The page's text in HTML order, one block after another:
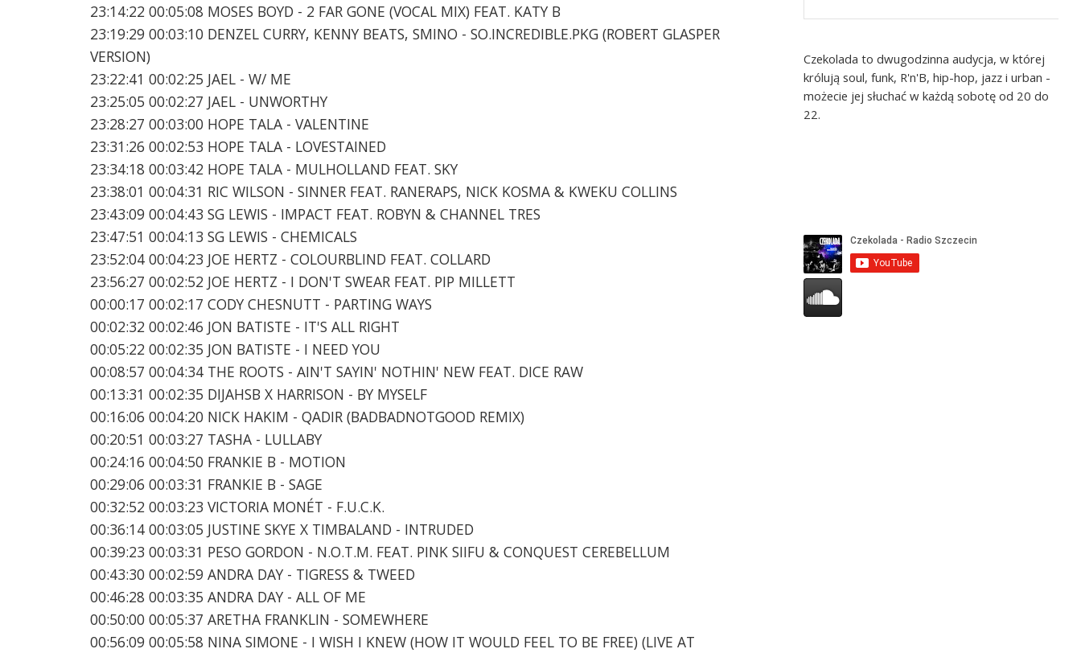
23:14:22 00:05:08 MOSES BOYD - 2 FAR GONE (VOCAL MIX) FEAT. KATY B
23:19:29 00:03:10 DENZEL CURRY, KENNY BEATS, SMINO - SO.INCREDIBLE.PKG (ROBERT GLASPER
VERSION)
23:22:41 00:02:25 JAEL - W/ ME
23:25:05 00:02:27 JAEL - UNWORTHY
23:28:27 00:03:00 HOPE TALA - VALENTINE
23:31:26 00:02:53 HOPE TALA - LOVESTAINED
23:34:18 00:03:42 HOPE TALA - MULHOLLAND FEAT. SKY
23:38:01 00:04:31 RIC WILSON - SINNER FEAT. RANERAPS, NICK KOSMA & KWEKU COLLINS
23:43:09 00:04:43 SG LEWIS - IMPACT FEAT. ROBYN & CHANNEL TRES
23:47:51 00:04:13 SG LEWIS - CHEMICALS
23:52:04 00:04:23 JOE HERTZ - COLOURBLIND FEAT. COLLARD
23:56:27 00:02:52 JOE HERTZ - I DON'T SWEAR FEAT. PIP MILLETT
00:00:17 00:02:17 CODY CHESNUTT - PARTING WAYS
00:02:32 00:02:46 JON BATISTE - IT'S ALL RIGHT
00:05:22 00:02:35 JON BATISTE - I NEED YOU
00:08:57 00:04:34 THE ROOTS - AIN'T SAYIN' NOTHIN' NEW FEAT. DICE RAW
00:13:31 00:02:35 DIJAHSB X HARRISON - BY MYSELF
00:16:06 00:04:20 NICK HAKIM - QADIR (BADBADNOTGOOD REMIX)
00:20:51 00:03:27 TASHA - LULLABY
00:24:16 00:04:50 FRANKIE B - MOTION
00:29:06 00:03:31 FRANKIE B - SAGE
00:32:52 00:03:23 VICTORIA MONÉT - F.U.C.K.
00:36:14 00:03:05 JUSTINE SKYE X TIMBALAND - INTRUDED
00:39:23 00:03:31 PESO GORDON - N.O.T.M. FEAT. PINK SIIFU & CONQUEST CEREBELLUM
00:43:30 00:02:59 ANDRA DAY - TIGRESS & TWEED
00:46:28 00:03:35 ANDRA DAY - ALL OF ME
00:50:00 00:05:37 ARETHA FRANKLIN - SOMEWHERE
00:56:09 00:05:58 NINA SIMONE - I WISH I KNEW (HOW IT WOULD FEEL TO BE FREE) (LIVE AT
Czekolada to dwugodzinna audycja, w której
królują soul, funk, R'n'B, hip-hop, jazz i urban -
możecie jej słuchać w każdą sobotę od 20 do
22.